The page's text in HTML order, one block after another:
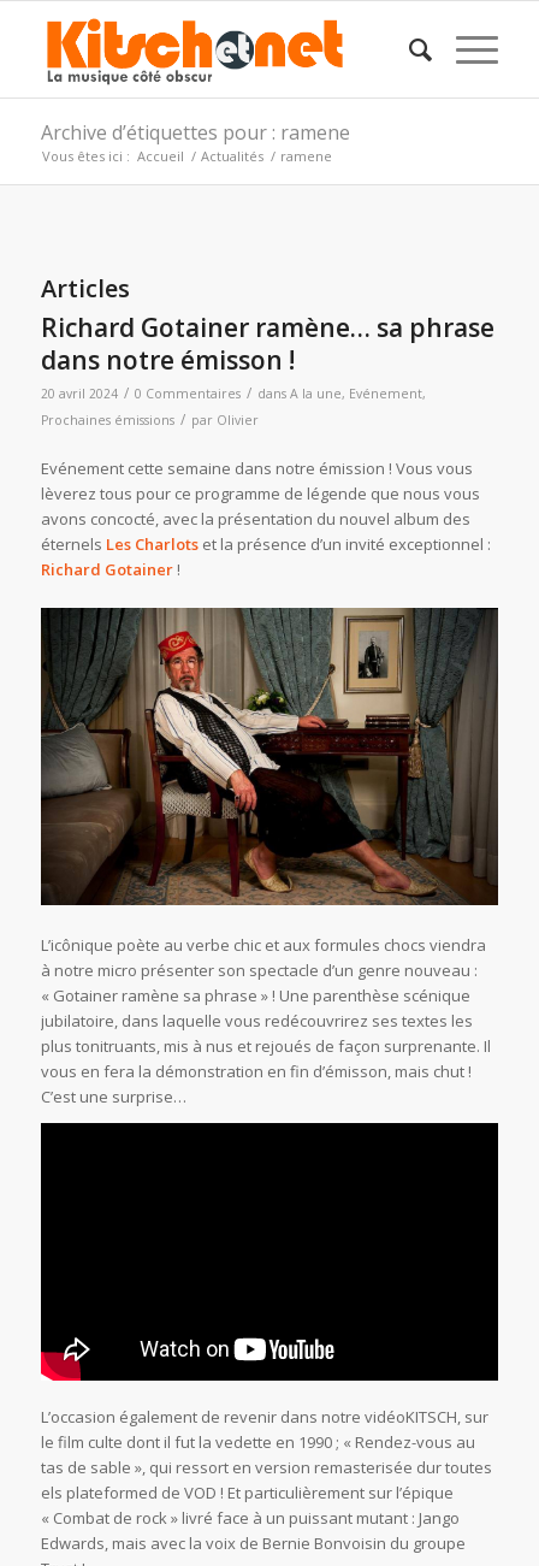
Archive d’étiquettes pour : ramene
Vous êtes ici : Accueil / Actualités / ramene
Articles
Richard Gotainer ramène… sa phrase
dans notre émisson !
20 avril 2024 / 0 Commentaires / dans A la une, Evénement,
Prochaines émissions / par Olivier
Evénement cette semaine dans notre émission ! Vous vous
lèverez tous pour ce programme de légende que nous vous
avons concocté, avec la présentation du nouvel album des
éternels Les Charlotset la présence d’un invité exceptionnel :
Richard Gotainer!
L’icônique poète au verbe chic et aux formules chocs viendra
à notre micro présenter son spectacle d’un genre nouveau :
« Gotainer ramène sa phrase » ! Une parenthèse scénique
jubilatoire, dans laquelle vous redécouvrirez ses textes les
plus tonitruants, mis à nus et rejoués de façon surprenante. Il
vous en fera la démonstration en fin d’émisson, mais chut !
C’est une surprise…
L’occasion également de revenir dans notre vidéoKITSCH, sur
le film culte dont il fut la vedette en 1990 ; « Rendez-vous au
tas de sable », qui ressort en version remasterisée dur toutes
els plateformed de VOD ! Et particulièrement sur l’épique
« Combat de rock » livré face à un puissant mutant : Jango
Edwards, mais avec la voix de Bernie Bonvoisin du groupe